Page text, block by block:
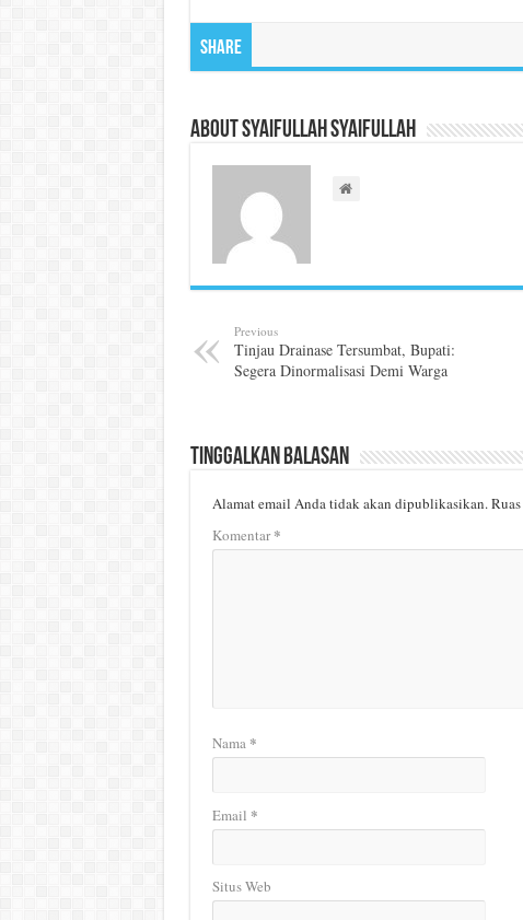
Share
About Syaifullah Syaifullah
Previous
Tinjau Drainase Tersumbat, Bupati:
Segera Dinormalisasi Demi Warga
Tinggalkan Balasan
Alamat email Anda tidak akan dipublikasikan.
Komentar*
Nama *
Email *
Situs Web